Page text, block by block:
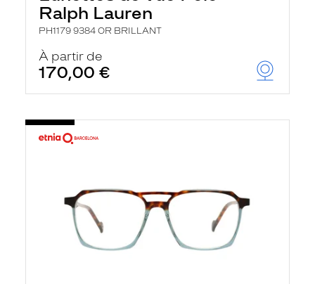
Ralph Lauren
PH1179 9384 OR BRILLANT
À partir de
170,00 €